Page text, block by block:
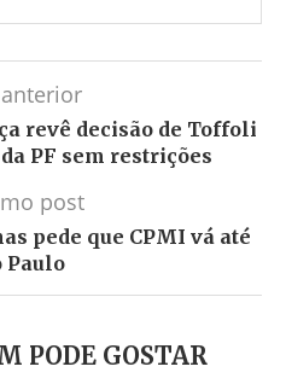
revê decisão de Toffoli
PF sem restrições
post
pede que CPMI vá até
Paulo
PODE GOSTAR